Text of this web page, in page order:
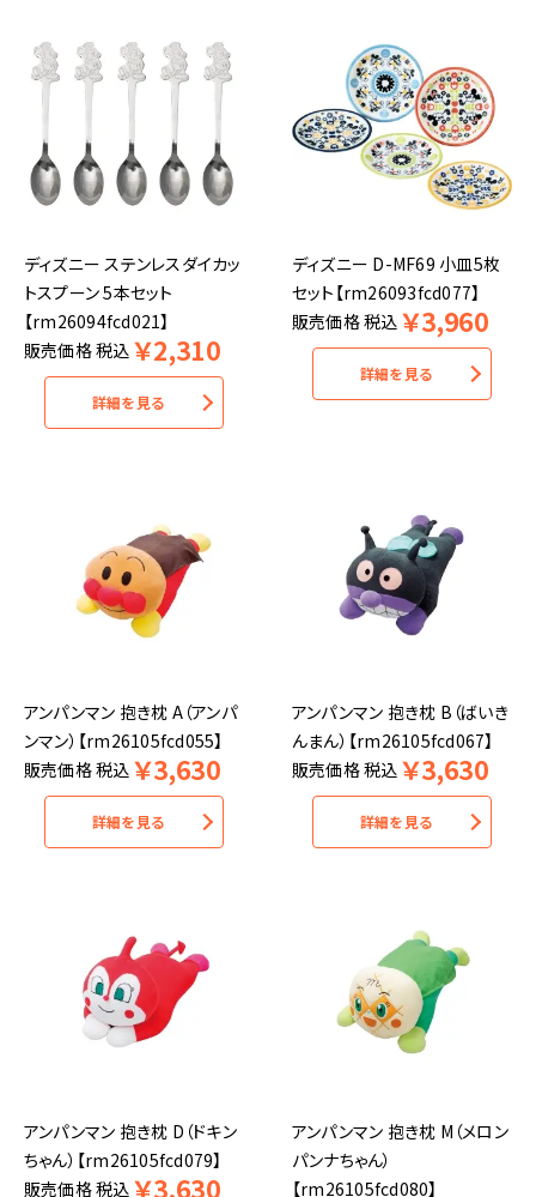
ディズニー ステンレスダイカッ
トスプーン 5本セット
【rm26094fcd021】
販売価格税込 ￥2,310
詳細を見る
ディズニー D-MF69 小皿5枚
セット【rm26093fcd077】
販売価格税込 ￥3,960
詳細を見る
アンパンマン 抱き枕 A（アンパ
ンマン）【rm26105fcd055】
販売価格税込 ￥3,630
詳細を見る
アンパンマン 抱き枕 B（ばいき
んまん）【rm26105fcd067】
販売価格税込 ￥3,630
詳細を見る
アンパンマン 抱き枕 D（ドキン
ちゃん）【rm26105fcd079】
販売価格税込 ￥3,630
アンパンマン 抱き枕 M（メロン
パンナちゃん）
【rm26105fcd080】